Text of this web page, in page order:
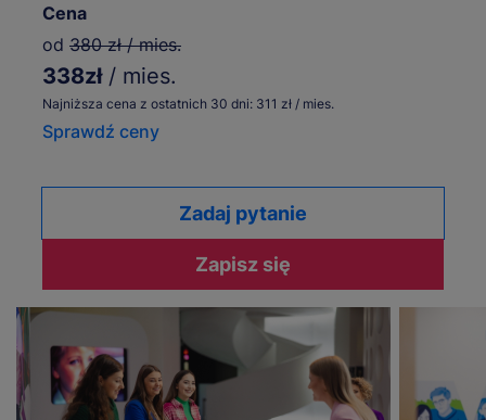
Cena
od 380 zł / mies.
338zł / mies.
Najniższa cena z ostatnich 30 dni: 311 zł / mies.
Sprawdź ceny
Zadaj pytanie
Zapisz się